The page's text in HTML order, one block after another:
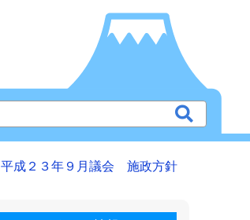
平成２３年９月議会 施政方針